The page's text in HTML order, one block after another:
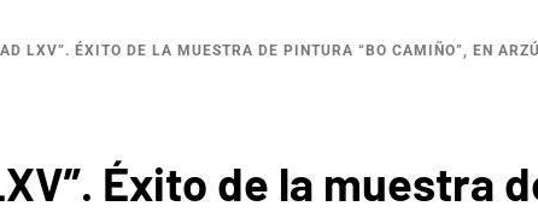
LXV”. ÉXITO DE LA MUESTRA DE PINTURA “BO CAMIÑO”, EN
Éxito de la muestra